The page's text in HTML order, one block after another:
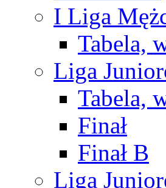
I Liga
Tabela,
Liga
Tabela,
Finał
Finał B
Liga